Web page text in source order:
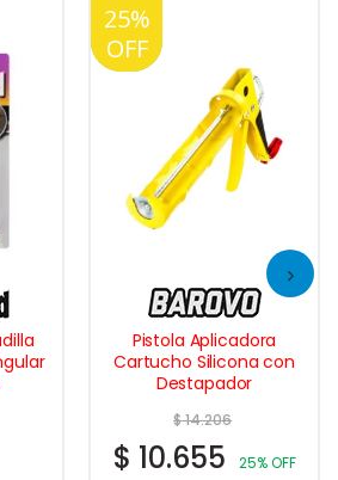
25%
OFF
20%
OFF
Pistola Aplicadora
Cartucho Silicona con
Destapador
$14.206
$ 10.655 25% OFF